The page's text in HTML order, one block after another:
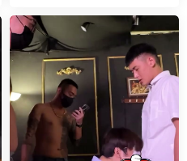
肌肉随呼吸起伏，条纹袜在纱
自信状态。画面以真实可见的
出男性健康体态的视觉张力。